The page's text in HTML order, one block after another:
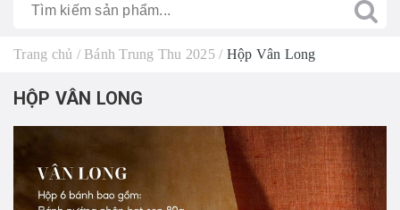
Trang chủ / Bánh Trung Thu 2025 / Hộp Vân Long
HỘP VÂN LONG